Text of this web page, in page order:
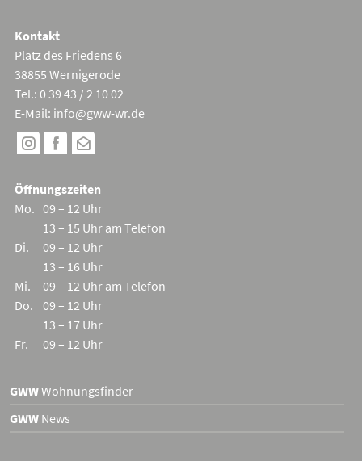
Kontakt
Platz des Friedens 6
38855 Wernigerode
Tel.: 0 39 43 / 2 10 02
E-Mail: info@gww-wr.de
Öffnungszeiten
Mo. 09 – 12 Uhr
13 – 15 Uhr am Telefon
Di.
09 – 12 Uhr
13 – 16 Uhr
Mi.
09 – 12 Uhr am Telefon
Do.
09 – 12 Uhr
13 – 17 Uhr
Fr.
09 – 12 Uhr
GWWWohnungsfinder
GWW News